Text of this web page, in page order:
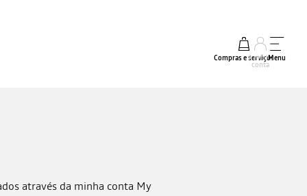
Compras e serviços
A minha
conta
Menu
através da minha conta My